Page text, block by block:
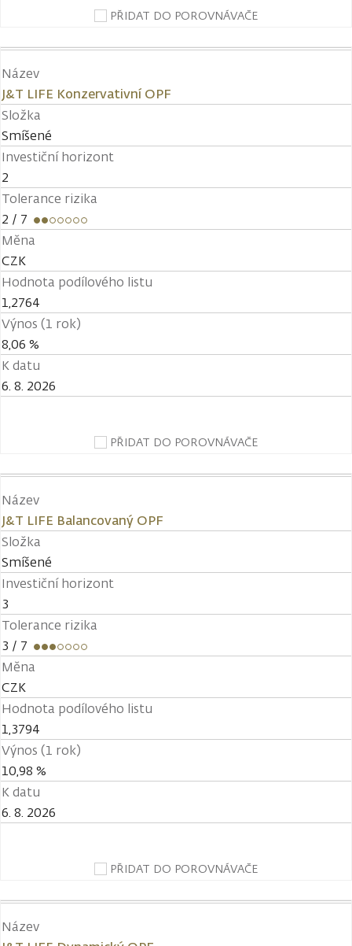
PŘIDAT DO POROVNÁVAČE
Název
J&T LIFE Konzervativní OPF
Složka
Smíšené
Investiční horizont
2
Tolerance rizika
2 / 7
Měna
CZK
Hodnota podílového listu
1,2764
Výnos (1 rok)
8,06 %
K datu
6. 8. 2026
PŘIDAT DO POROVNÁVAČE
Název
J&T LIFE Balancovaný OPF
Složka
Smíšené
Investiční horizont
3
Tolerance rizika
3 / 7
Měna
CZK
Hodnota podílového listu
1,3794
Výnos (1 rok)
10,98 %
K datu
6. 8. 2026
PŘIDAT DO POROVNÁVAČE
Název